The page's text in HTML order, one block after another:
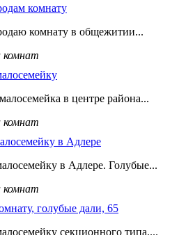
комнату
комнату в общежитии...
в центре района...
в Адлере
в Адлере. Голубые...
голубые дали, 65
секционного типа....